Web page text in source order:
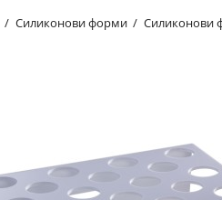
Силиконови форми Силиконови